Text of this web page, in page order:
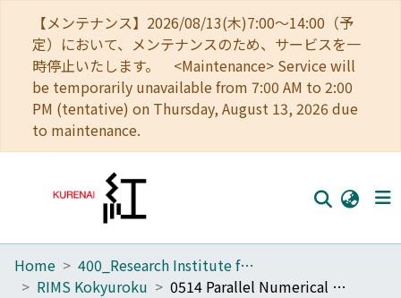
【メンテナンス】2026/08/13(木)7:00～14:00（予
定）において、メンテナンスのため、サービスを一
時停止いたします。 <Maintenance> Service will
be temporarily unavailable from 7:00 AM to 2:00
PM (tentative) on Thursday, August 13, 2026 due
to maintenance.
Home
Home
400_Research Institute for Mathematical Sciences
RIMS Kokyuroku
0514 Parallel Numerical Algorithms and Related Topics